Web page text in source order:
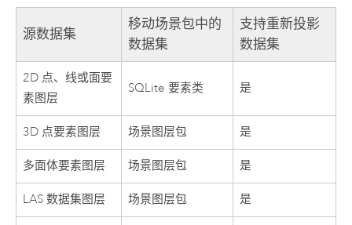
源数据集
移动场景包中的
数据集
支持重新投影
数据集
2D 点、线或面要
素图层
SQLite 要素类 是
3D 点要素图层 场景图层包 是
多面体要素图层 场景图层包 是
LAS 数据集图层 场景图层包 是